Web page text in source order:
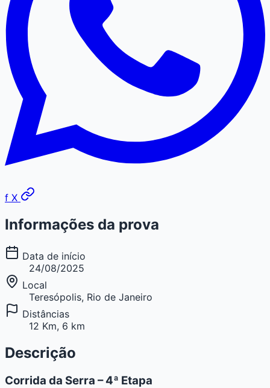
f X
Informações da prova
Data de início
24/08/2025
Local
Teresópolis, Rio de Janeiro
Distâncias
12 Km, 6 km
Descrição
Corrida da Serra – 4ª Etapa